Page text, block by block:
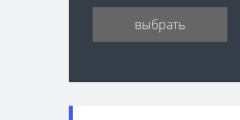
выбрать